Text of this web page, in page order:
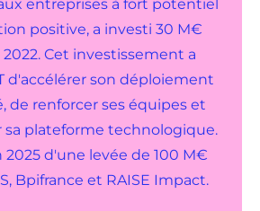
entreprises à fort potentiel
positive, a investi 30 M€
2022. Cet investissement a
d'accélérer son déploiement
de renforcer ses équipes et
sa plateforme technologique.
2025 d'une levée de 100 M€
Bpifrance et RAISE Impact.